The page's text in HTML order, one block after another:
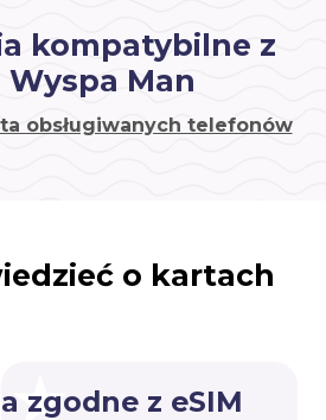
kompatybilne z
Wyspa Man
obsługiwanych telefonów
o kartach
zgodne z eSIM